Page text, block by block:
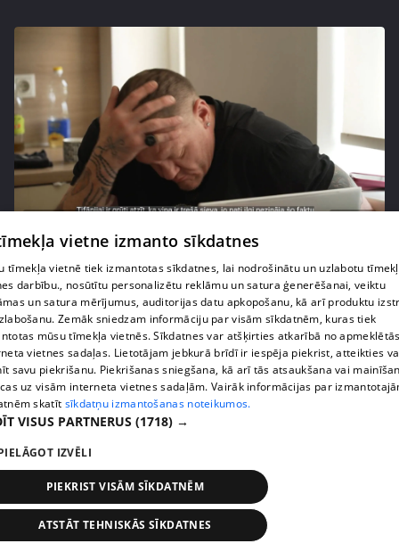
Kaspars Kambala neslēpj vilšanos par bijušo sievu
Tifāniju
72. epizode
pirms 2 nedēļām, 6 dienām
Draudzene aicina pārvākties Magoni uz Kurzemes
vietne izmanto sīkdatnes
tīmekļa vietnē tiek izmantotas sīkdatnes, lai nodrošinātu un uzlabotu
darbību., nosūtītu personalizētu reklāmu un satura ģenerēšanai, veiktu
un satura mērījumus, auditorijas datu apkopošanu, kā arī produktu
Zemāk sniedzam informāciju par visām sīkdatnēm, kuras tiek
mūsu tīmekļa vietnēs. Sīkdatnes var atšķirties atkarībā no
vietnes sadaļas. Lietotājam jebkurā brīdī ir iespēja piekrist, atteikties
savu piekrišanu. Piekrišanas sniegšana, kā arī tās atsaukšana vai
uz visām interneta vietnes sadaļām. Vairāk informācijas par
skatīt sīkdatņu izmantošanas noteikumos.
VISUS PARTNERUS (1718) →
IZVĒLI
PIEKRIST VISĀM SĪKDATNĒM
ATSTĀT TEHNISKĀS SĪKDATNES